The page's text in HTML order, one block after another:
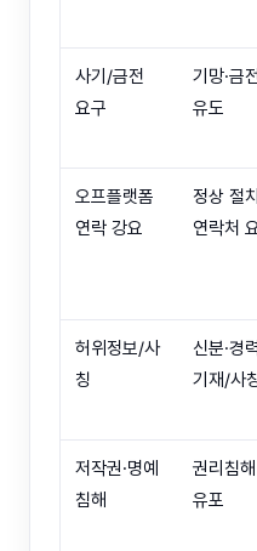
사기/금전
요구
기망·금
유도
오프플랫폼
연락 강요
정상 절
연락처
허위정보/사
칭
신분·경
기재/사
저작권·명예
침해
권리침
유포